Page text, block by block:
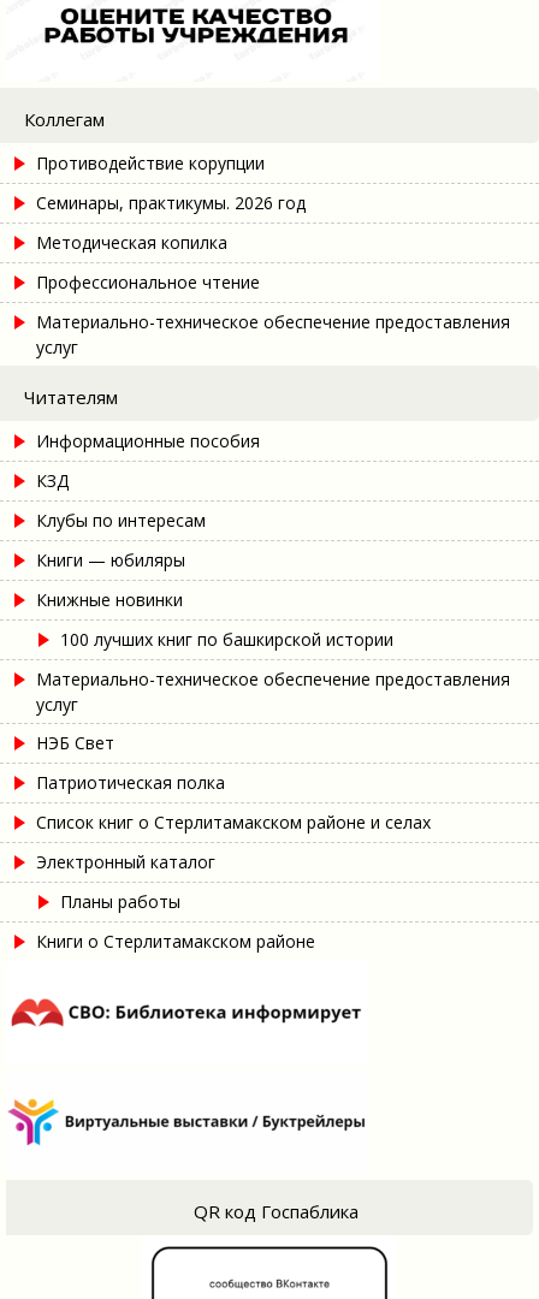
Коллегам
Противодействие корупции
Семинары, практикумы. 2026 год
Методическая копилка
Профессиональное чтение
Материально-техническое обеспечение предоставления
услуг
Читателям
Информационные пособия
КЗД
Клубы по интересам
Книги — юбиляры
Книжные новинки
100 лучших книг по башкирской истории
Материально-техническое обеспечение предоставления
услуг
НЭБ Свет
Патриотическая полка
Список книг о Стерлитамакском районе и селах
Электронный каталог
Планы работы
Книги о Стерлитамакском районе
QR код Госпаблика